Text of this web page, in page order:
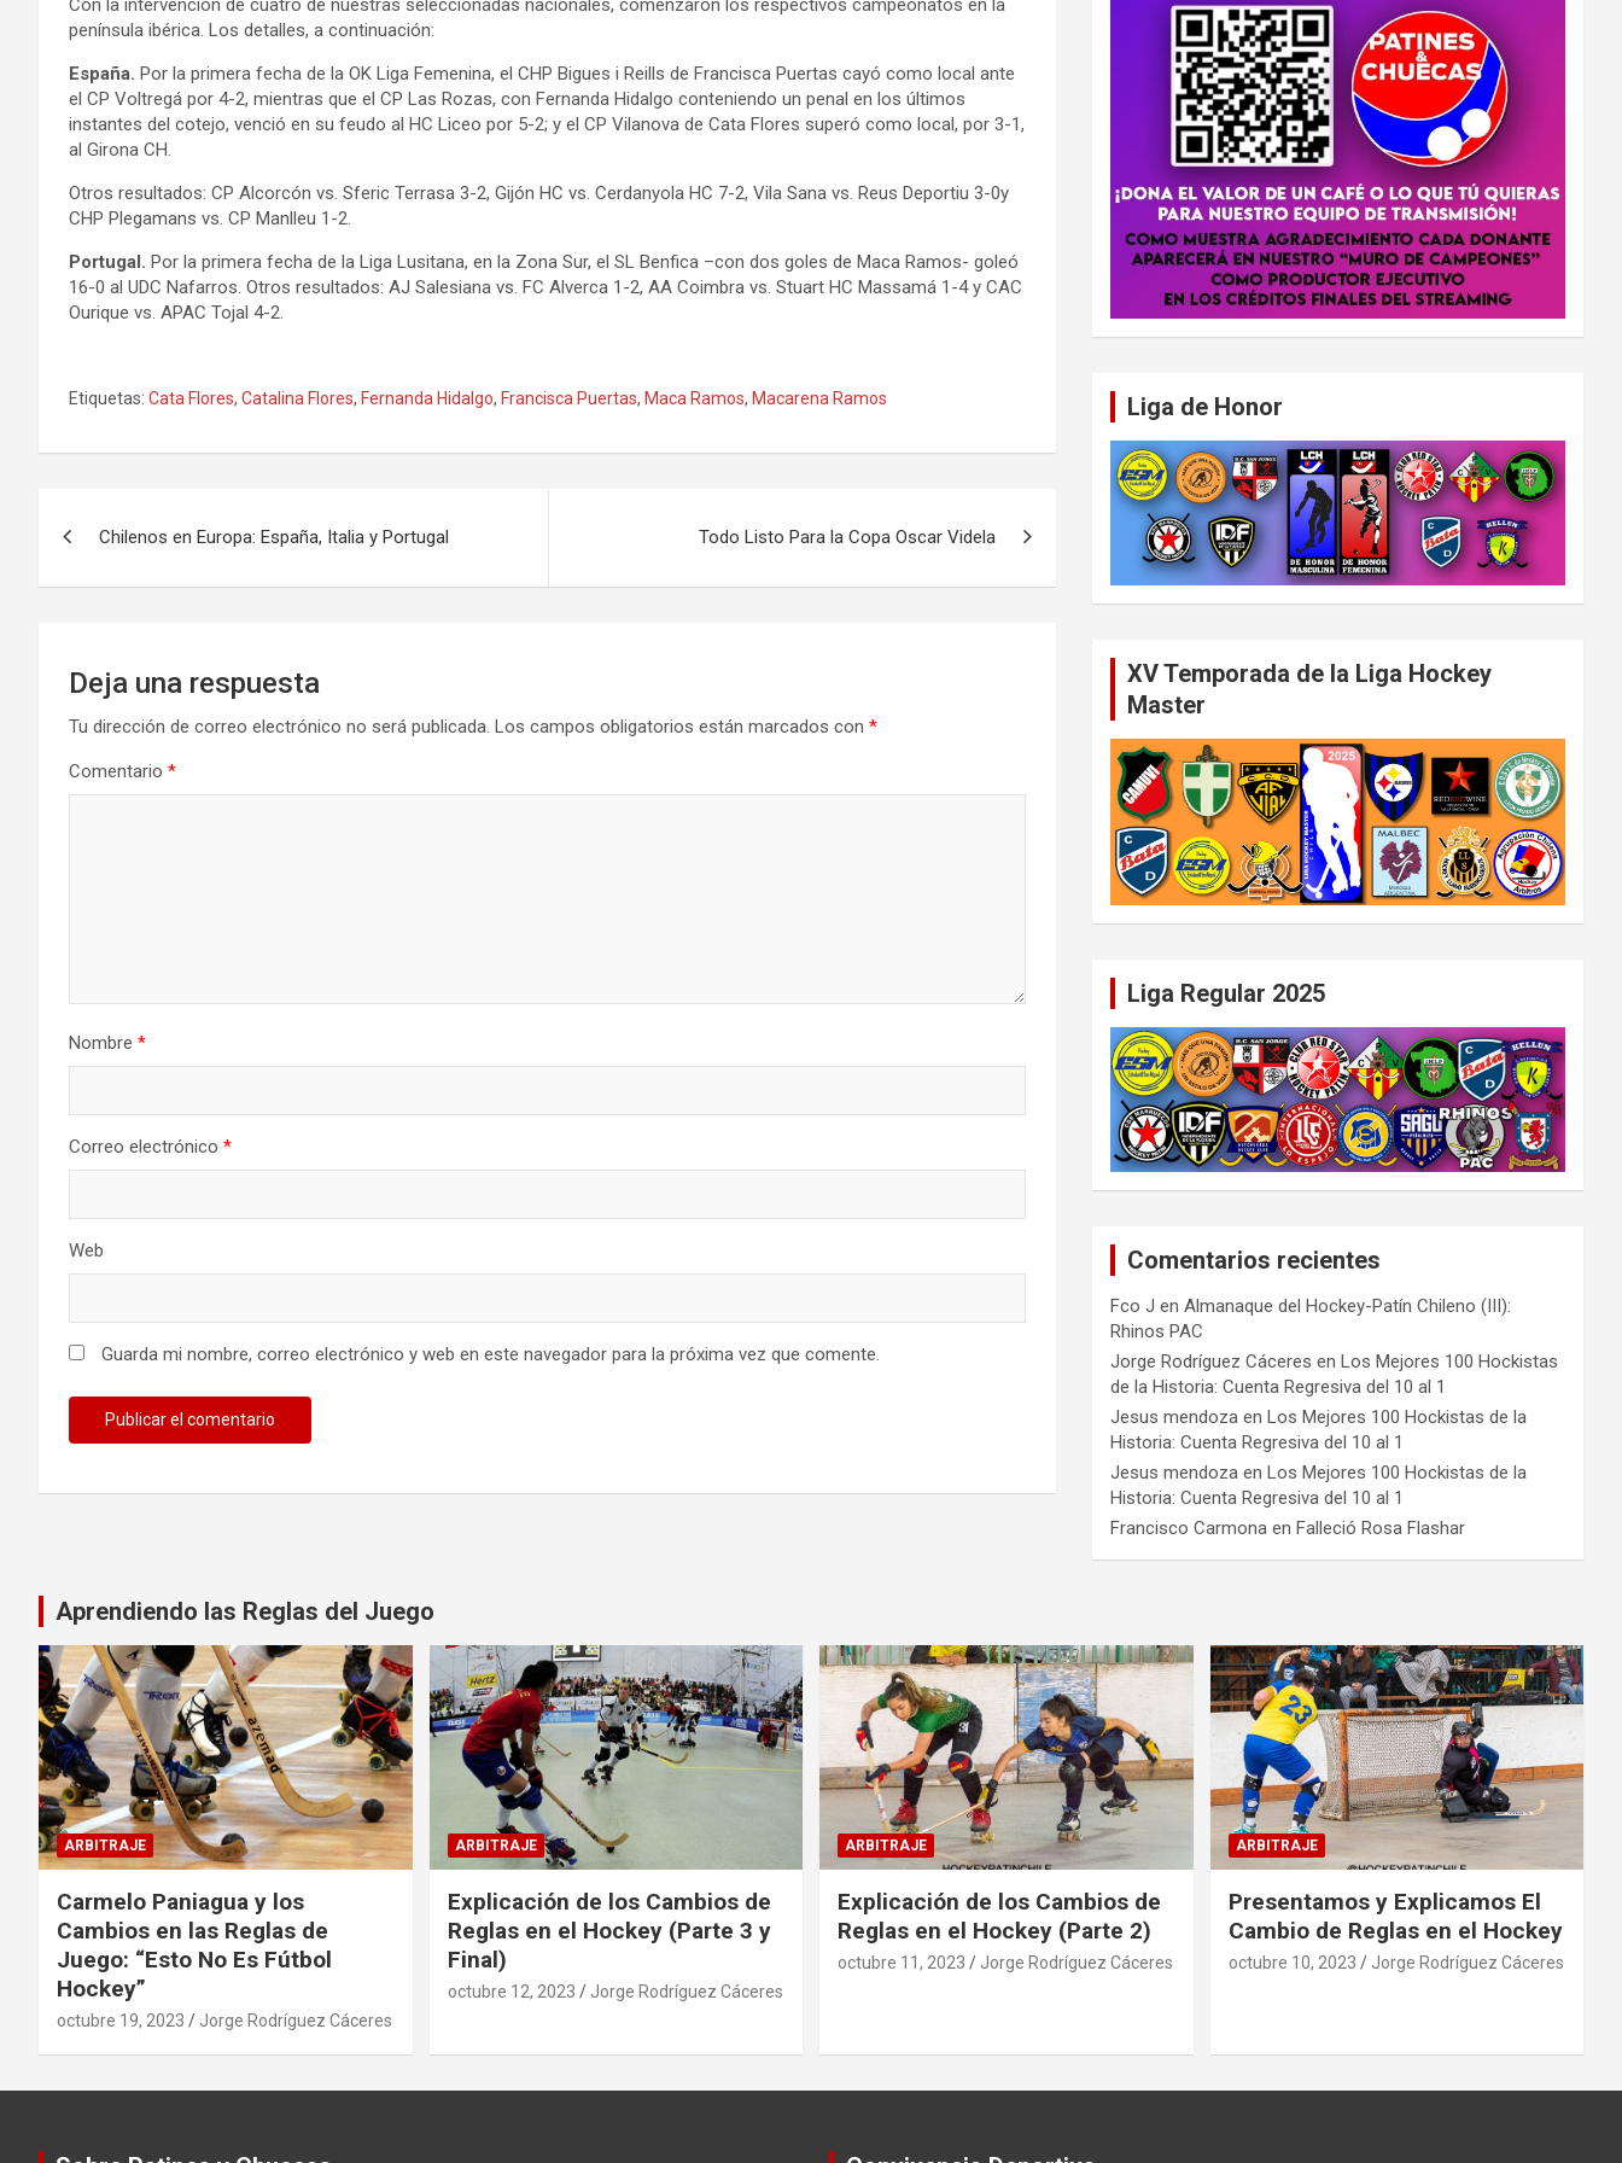
península ibérica. Los detalles, a continuación:
España. Por la primera fecha de la OK Liga Femenina, el CHP Bigues i Reills de Francisca Puertas cayó como local ante
el CP Voltregá por 4-2, mientras que el CP Las Rozas, con Fernanda Hidalgo conteniendo un penal en los últimos
instantes del cotejo, venció en su feudo al HC Liceo por 5-2; y el CP Vilanova de Cata Flores superó como local, por 3-1,
al Girona CH.
Otros resultados: CP Alcorcón vs. Sferic Terrasa 3-2, Gijón HC vs. Cerdanyola HC 7-2, Vila Sana vs. Reus Deportiu 3-0y
CHP Plegamans vs. CP Manlleu 1-2.
Portugal. Por la primera fecha de la Liga Lusitana, en la Zona Sur, el SL Benfica –con dos goles de Maca Ramos- goleó
16-0 al UDC Nafarros. Otros resultados: AJ Salesiana vs. FC Alverca 1-2, AA Coimbra vs. Stuart HC Massamá 1-4 y CAC
Ourique vs. APAC Tojal 4-2.
Etiquetas: Cata Flores, Catalina Flores, Fernanda Hidalgo, Francisca Puertas, Maca Ramos, Macarena Ramos
Chilenos en Europa: España, Italia y Portugal Todo Listo Para la Copa Oscar Videla
Deja una respuesta
Tu dirección de correo electrónico no será publicada. Los campos obligatorios están marcados con *
Comentario *
Nombre *
Correo electrónico *
Web
Guarda mi nombre, correo electrónico y web en este navegador para la próxima vez que comente.
Liga de Honor
XV Temporada de la Liga Hockey
Master
Liga Regular 2025
Comentarios recientes
Fco J enAlmanaque del Hockey-Patín Chileno (III):
Rhinos PAC
Jorge Rodríguez Cáceres enLos Mejores 100 Hockistas
de la Historia: Cuenta Regresiva del 10 al 1
Jesus mendoza enLos Mejores 100 Hockistas de la
Historia: Cuenta Regresiva del 10 al 1
Jesus mendoza enLos Mejores 100 Hockistas de la
Historia: Cuenta Regresiva del 10 al 1
Francisco Carmona enFalleció Rosa Flashar
Aprendiendo las Reglas del Juego
ARBITRAJE
Carmelo Paniagua y los
Cambios en las Reglas de
Juego: “Esto No Es Fútbol
Hockey”
octubre 19, 2023 Jorge Rodríguez Cáceres
ARBITRAJE
Explicación de los Cambios de
Reglas en el Hockey (Parte 3 y
Final)
octubre 12, 2023 Jorge Rodríguez Cáceres
ARBITRAJE
Explicación de los Cambios de
Reglas en el Hockey (Parte 2)
octubre 11, 2023 Jorge Rodríguez Cáceres
ARBITRAJE
Presentamos y Explicamos El
Cambio de Reglas en el Hockey
octubre 10, 2023 Jorge Rodríguez Cáceres